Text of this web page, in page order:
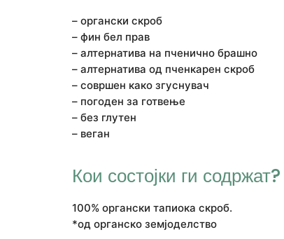
– органски скроб
– фин бел прав
– алтернатива на пченично брашно
– алтернатива од пченкарен скроб
– совршен како згуснувач
– погоден за готвење
– без глутен
– веган
Кои состојки ги содржат?
100% органски тапиока скроб.
*од органско земјоделство